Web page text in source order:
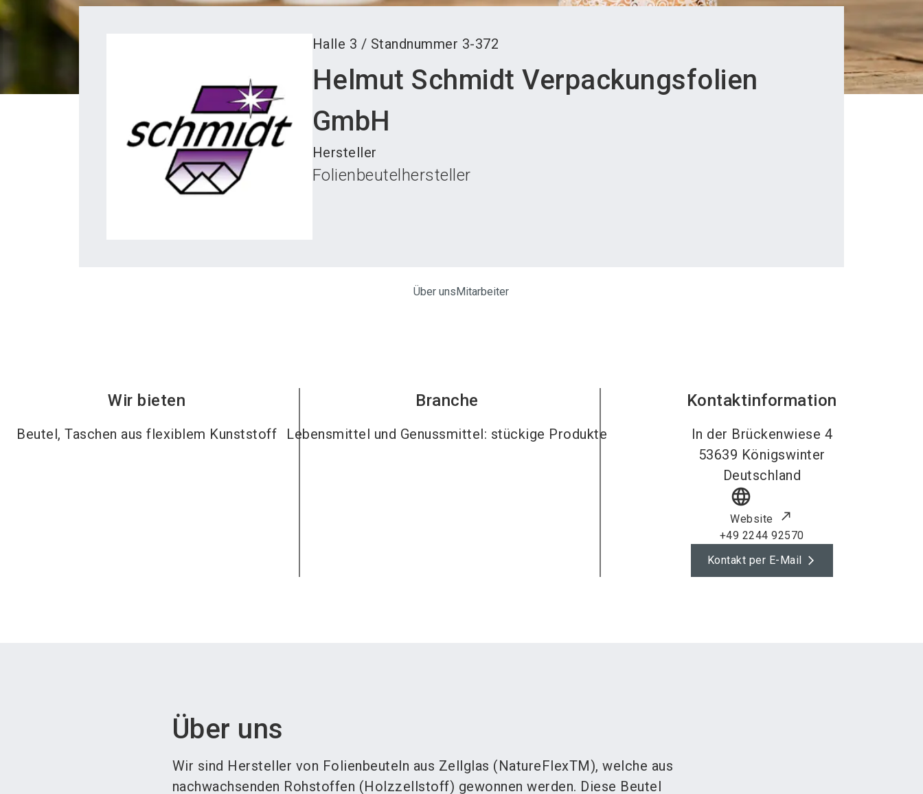
Halle 3 / Standnummer 3-372
Helmut Schmidt Verpackungsfolien
GmbH
Hersteller
Folienbeutelhersteller
Über unsMitarbeiter
Wir bieten
Beutel, Taschen aus flexiblem Kunststoff
Branche
Lebensmittel und Genussmittel: stückige Produkte
Kontaktinformation
In der Brückenwiese 4
53639 Königswinter
Deutschland
language
Website
+49 2244 92570
Kontakt per E-Mail
Über uns
Wir sind Hersteller von Folienbeuteln aus Zellglas (NatureFlexTM), welche aus
nachwachsenden Rohstoffen (Holzzellstoff) gewonnen werden. Diese Beutel